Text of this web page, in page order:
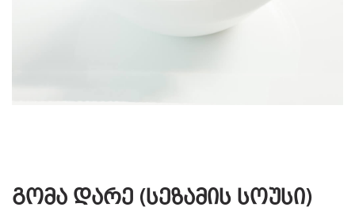
გომა დარე (სეზამის სოუსი)